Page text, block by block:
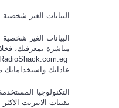
البيانات الغير شخصية
البيانات الغير
مباشرة بمعرفتك،
RadioShack.com.eg
عاداتك واستخداماتك
التكنولوجيا
تقنيات الانترنت